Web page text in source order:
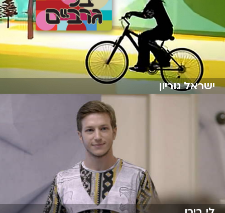
ישראל גוריון